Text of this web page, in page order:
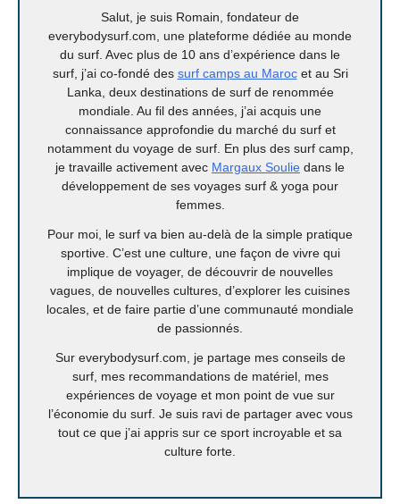
Salut, je suis Romain, fondateur de
everybodysurf.com, une plateforme dédiée au monde
du surf. Avec plus de 10 ans d’expérience dans le
surf, j’ai co-fondé des surf camps au Marocet au Sri
Lanka, deux destinations de surf de renommée
mondiale. Au fil des années, j’ai acquis une
connaissance approfondie du marché du surf et
notamment du voyage de surf. En plus des surf camp,
je travaille activement avec Margaux Soulie dans le
développement de ses voyages surf & yoga pour
femmes.
Pour moi, le surf va bien au-delà de la simple pratique
sportive. C’est une culture, une façon de vivre qui
implique de voyager, de découvrir de nouvelles
vagues, de nouvelles cultures, d’explorer les cuisines
locales, et de faire partie d’une communauté mondiale
de passionnés.
Sur everybodysurf.com, je partage mes conseils de
surf, mes recommandations de matériel, mes
expériences de voyage et mon point de vue sur
l’économie du surf. Je suis ravi de partager avec vous
tout ce que j’ai appris sur ce sport incroyable et sa
culture forte.